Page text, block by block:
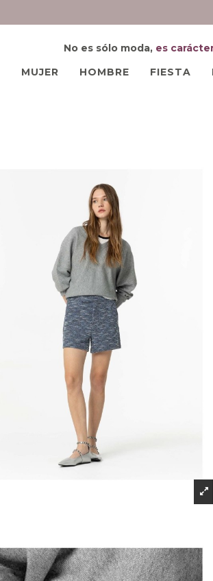
No es sólo moda, es
MUJER HOMBRE FIESTA